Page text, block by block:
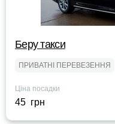
Беру такси
ПРИВАТНІ ПЕРЕВЕЗЕННЯ
Ціна посадки
45 грн